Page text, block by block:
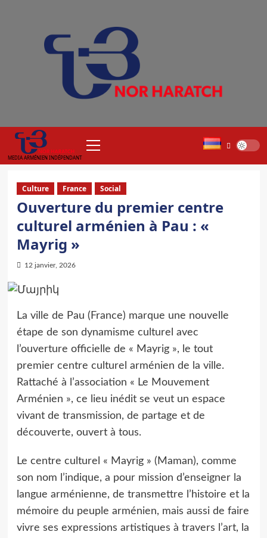
MEDIA ARMÉNIEN INDÉPENDANT
principal
Culture France Social
Ouverture du premier centre
culturel arménien à Pau : «
Mayrig »
12 janvier, 2026
La ville de Pau (France) marque une nouvelle
étape de son dynamisme culturel avec
l’ouverture officielle de « Mayrig », le tout
premier centre culturel arménien de la ville.
Rattaché à l’association « Le Mouvement
Arménien », ce lieu inédit se veut un espace
vivant de transmission, de partage et de
découverte, ouvert à tous.
Le centre culturel « Mayrig » (Maman), comme
son nom l’indique, a pour mission d’enseigner la
langue arménienne, de transmettre l’histoire et la
mémoire du peuple arménien, mais aussi de faire
vivre ses expressions artistiques à travers l’art, la